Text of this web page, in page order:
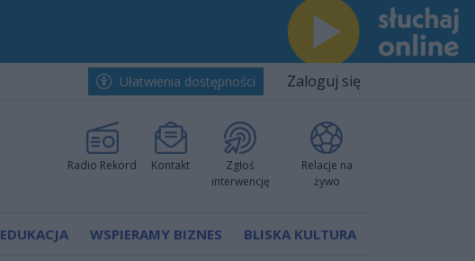
Ułatwienia dostępności Zaloguj się
Radio Rekord Kontakt
Zgłoś
interwencję
Relacje na
żywo
EDUKACJA WSPIERAMY BIZNES BLISKA KULTURA